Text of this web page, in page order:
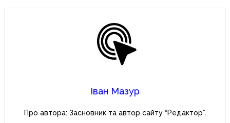
Іван Мазур
Про автора: Засновник та автор сайту “Редактор”.